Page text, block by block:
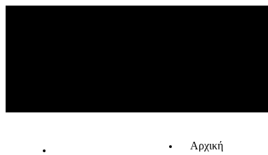
Αρχική